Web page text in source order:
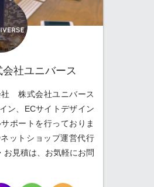
会社ユニバース
社 株式会社ユニバース
ン、ECサイトデザイン
ポートを行っておりま
ットショップ運営代行
お見積は、お気軽にお問